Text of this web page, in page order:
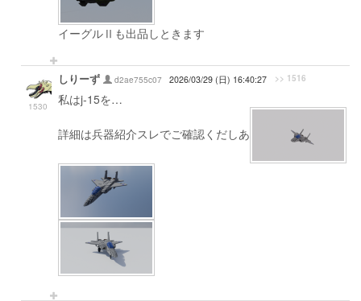
イーグルⅡも出品しときます
1530
しりーず d2ae755c07 2026/03/29 (日) 16:40:27 >> 1516
私はj-15を…
詳細は兵器紹介スレでご確認くだしあ